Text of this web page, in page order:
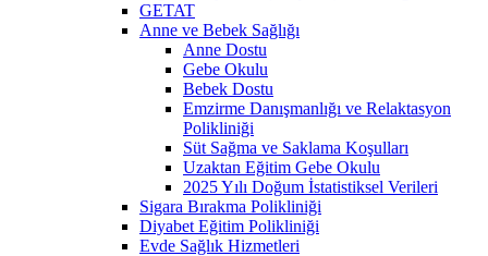
GETAT
Anne ve Bebek Sağlığı
Anne Dostu
Gebe Okulu
Bebek Dostu
Emzirme Danışmanlığı ve Relaktasyon
Polikliniği
Süt Sağma ve Saklama Koşulları
Uzaktan Eğitim Gebe Okulu
2025 Yılı Doğum İstatistiksel Verileri
Sigara Bırakma Polikliniği
Diyabet Eğitim Polikliniği
Evde Sağlık Hizmetleri